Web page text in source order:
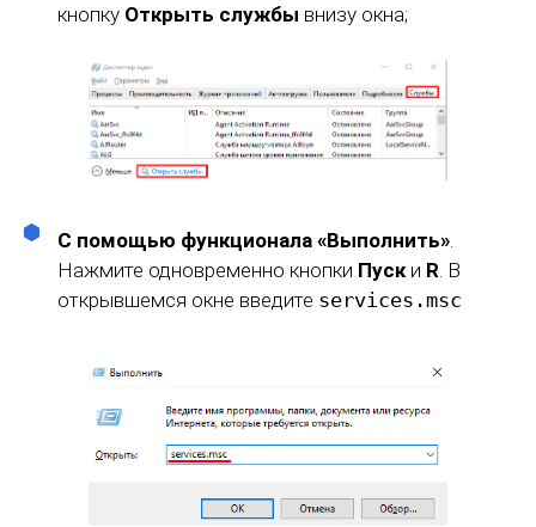
кнопку Открыть службы внизу окна;
С помощью функционала «Выполнить».
Нажмите одновременно кнопки Пуски R. В
открывшемся окне введите services.msc